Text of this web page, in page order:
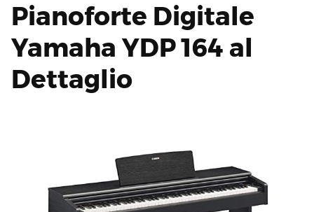
Pianoforte Digitale
Yamaha YDP 164 al
Dettaglio